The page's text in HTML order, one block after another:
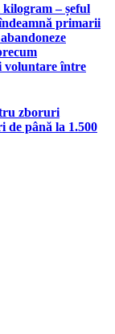
– șeful
primarii
voluntare între
zboruri
de până la 1.500